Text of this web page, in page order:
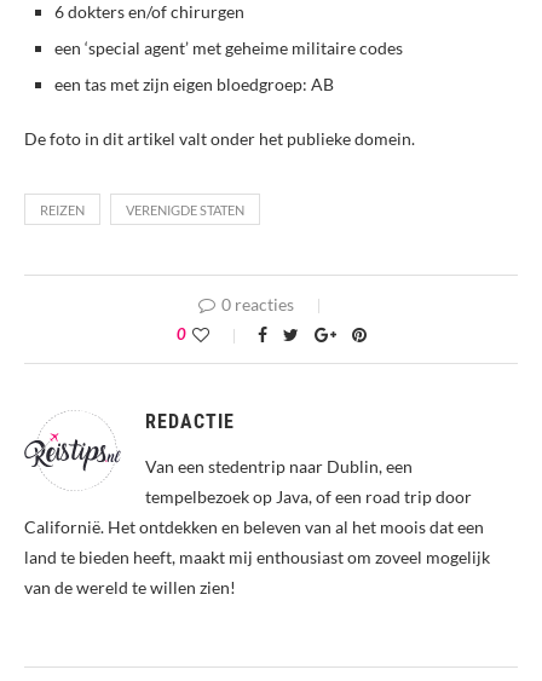
6 dokters en/of chirurgen
een ‘special agent’ met geheime militaire codes
een tas met zijn eigen bloedgroep: AB
De foto in dit artikel valt onder het publieke domein.
REIZEN VERENIGDE STATEN
0 reacties
0
REDACTIE
Van een stedentrip naar Dublin, een
tempelbezoek op Java, of een road trip door
Californië. Het ontdekken en beleven van al het moois dat een
land te bieden heeft, maakt mij enthousiast om zoveel mogelijk
van de wereld te willen zien!